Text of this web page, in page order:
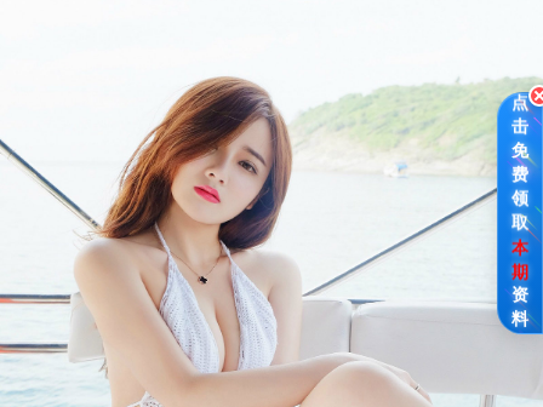
点
击
免
费
领
取
本
期
资
料